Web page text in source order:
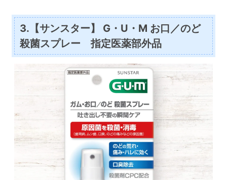
3.【サンスター】 G・U・M お口／のど
殺菌スプレー 指定医薬部外品